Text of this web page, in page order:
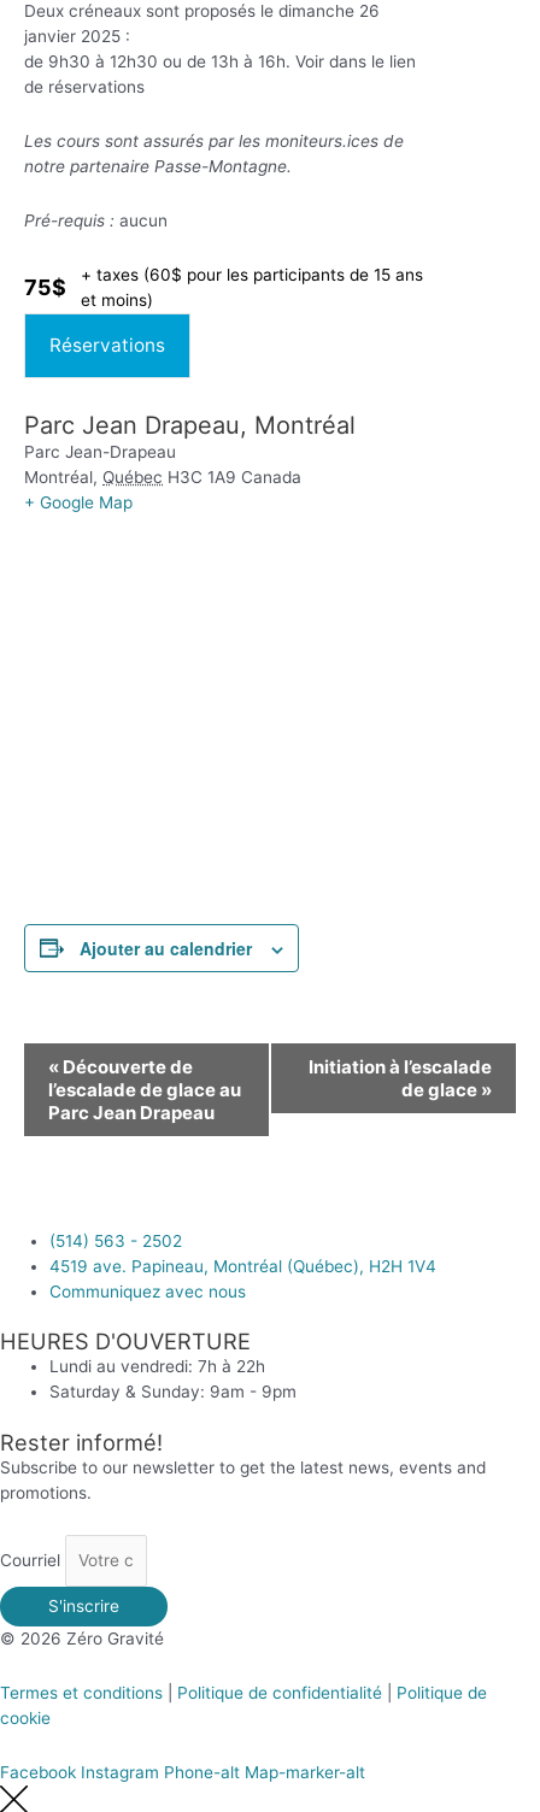
Deux créneaux sont proposés le dimanche 26
janvier 2025 :
de 9h30 à 12h30 ou de 13h à 16h. Voir dans le lien
de réservations
Les cours sont assurés par les moniteurs.ices de
notre partenaire Passe-Montagne.
Pré-requis : aucun
75$
+ taxes (60$ pour les participants de 15 ans
et moins)
Réservations
Parc Jean Drapeau, Montréal
Parc Jean-Drapeau
Montréal, Québec H3C 1A9 Canada
+ Google Map
Ajouter au calendrier
Navigation
Évènement
« Découverte de
l’escalade de glace au
Parc Jean Drapeau
Initiation à l’escalade
de glace »
(514) 563 - 2502
4519 ave. Papineau, Montréal (Québec), H2H 1V4
Communiquez avec nous
HEURES D'OUVERTURE
Lundi au vendredi: 7h à 22h
Saturday & Sunday: 9am - 9pm
Rester informé!
Subscribe to our newsletter to get the latest news, events and
promotions.
Courriel
S'inscrire
© 2026 Zéro Gravité
Termes et conditions Politique de confidentialité
Politique de
cookie
Facebook Instagram Phone-alt Map-marker-alt